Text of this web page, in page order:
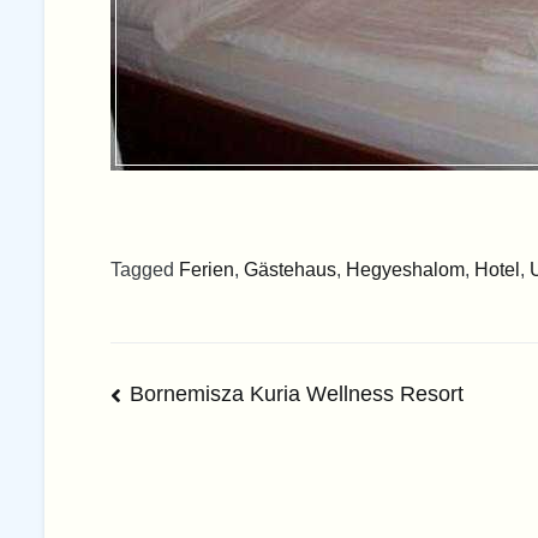
Tagged Ferien, Gästehaus, Hegyeshalom, Hotel ,
Beitrags-
Bornemisza Kuria Wellness Resort